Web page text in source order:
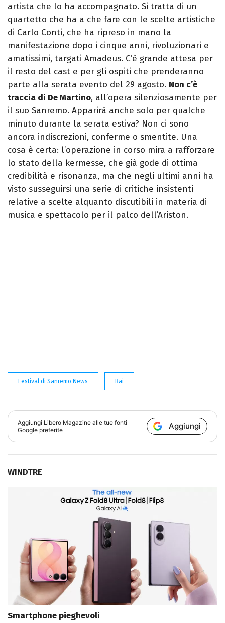
artista che lo ha accompagnato. Si tratta di un
quartetto che ha a che fare con le scelte artistiche
di Carlo Conti, che ha ripreso in mano la
manifestazione dopo i cinque anni, rivoluzionari e
amatissimi, targati Amadeus. C’è grande attesa per
il resto del cast e per gli ospiti che prenderanno
parte alla serata evento del 29 agosto. Non c’è
traccia di De Martino, all’opera silenziosamente per
il suo Sanremo. Apparirà anche solo per qualche
minuto durante la serata estiva? Non ci sono
ancora indiscrezioni, conferme o smentite. Una
cosa è certa: l’operazione in corso mira a rafforzare
lo stato della kermesse, che già gode di ottima
credibilità e risonanza, ma che negli ultimi anni ha
visto susseguirsi una serie di critiche insistenti
relative a scelte alquanto discutibili in materia di
musica e spettacolo per il palco dell’Ariston.
Festival di Sanremo News Rai
Aggiungi Libero Magazine alle tue fonti
Google preferite
Aggiungi
WINDTRE
Smartphone pieghevoli